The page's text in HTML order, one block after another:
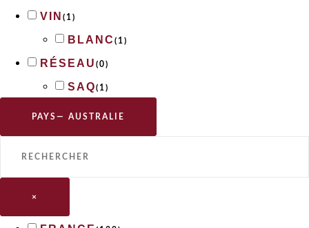
VIN ( 1 )
BLANC ( 1 )
RÉSEAU (0)
SAQ( 1 )
PAYS — AUSTRALIE
×